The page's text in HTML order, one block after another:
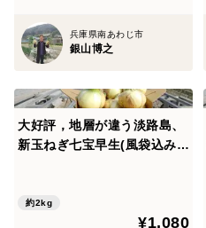
兵庫県南あわじ市
銀山博之
大好評，地層が違う淡路島、
新玉ねぎ七宝早生(風袋込み２
約2kg
¥1,080